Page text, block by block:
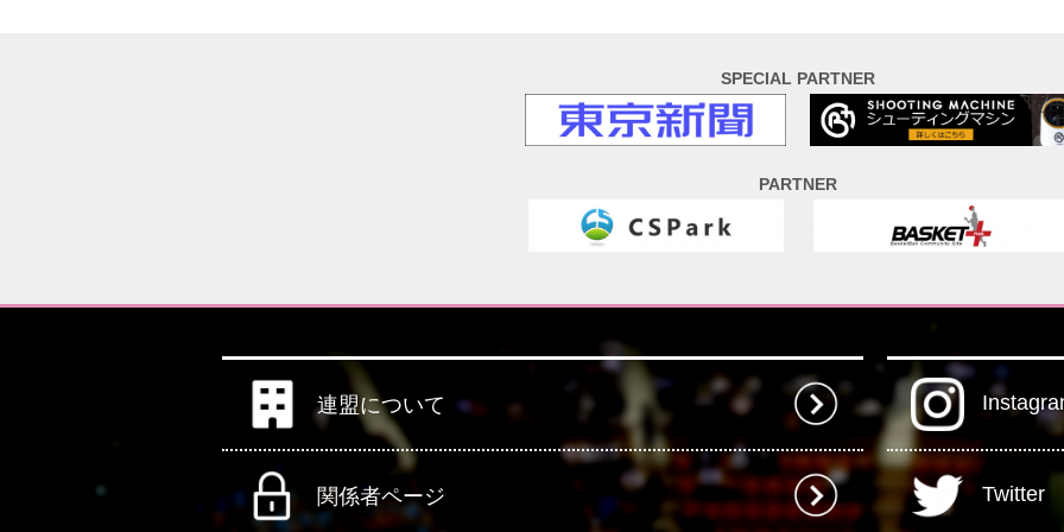
SPECIAL PARTNER
PARTNER
連盟について
関係者ページ Twitter